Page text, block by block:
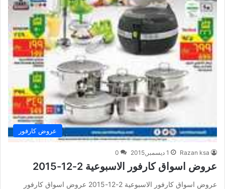
عروض كارفور
Razan ksa 1 ديسمبر,2015 0
عروض اسواق كارفور الاسبوعية 2-12-2015
عروض اسواق كارفور الاسبوعية 2-12-2015 عروض اسواق كارفور